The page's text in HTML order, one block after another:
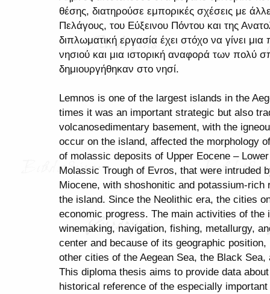
θέσης, διατηρούσε εμπορικές σχέσεις με
Πελάγους, του Εύξεινου Πόντου και της
διπλωματική εργασία έχει στόχο να γίνει
νησιού και μια ιστορική αναφορά των πολύ
δημιουργήθηκαν στο νησί.
Lemnos is one of the largest islands in the
times it was an important strategic but also
volcanosedimentary basement, with the
occur on the island, affected the morphology
of molassic deposits of Upper Eocene –
Molassic Trough of Evros, that were intruded
Miocene, with shoshonitic and potassium-
the island. Since the Neolithic era, the cities
economic progress. The main activities of the
winemaking, navigation, fishing, metallurgy,
center and because of its geographic
other cities of the Aegean Sea, the Black
This diploma thesis aims to provide data
historical reference of the especially